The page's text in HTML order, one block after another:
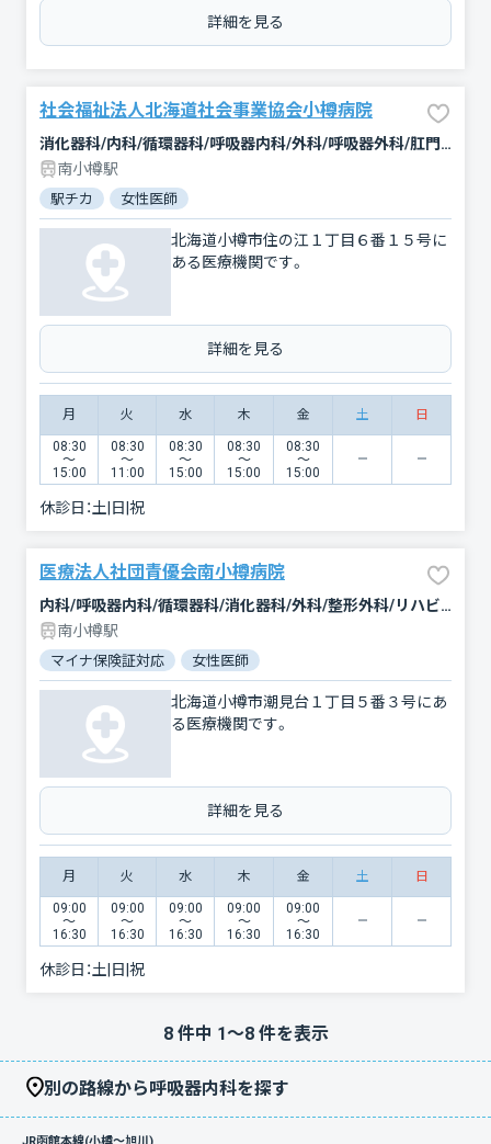
詳細を見る
社会福祉法人北海道社会事業協会小樽病院
消化器科/内科/循環器科/呼吸器内科/外科/呼吸器外科/肛門科/整形外科/産婦人科/小児科/麻酔科/放射線科
南小樽駅
駅チカ 女性医師
北海道小樽市住の江１丁目６番１５号に
ある医療機関です。
詳細を見る
月 火 水 木 金 土 日
08:30
〜
15:00
08:30
〜
11:00
08:30
〜
15:00
08:30
〜
15:00
08:30
〜
15:00
休診日：土|日|祝
医療法人社団青優会南小樽病院
内科/呼吸器内科/循環器科/消化器科/外科/整形外科/リハビリテーション
南小樽駅
マイナ保険証対応 女性医師
北海道小樽市潮見台１丁目５番３号にあ
る医療機関です。
詳細を見る
月 火 水 木 金 土 日
09:00
〜
16:30
09:00
〜
16:30
09:00
〜
16:30
09:00
〜
16:30
09:00
〜
16:30
休診日：土|日|祝
8件中 1〜8件を表示
別の路線から呼吸器内科を探す